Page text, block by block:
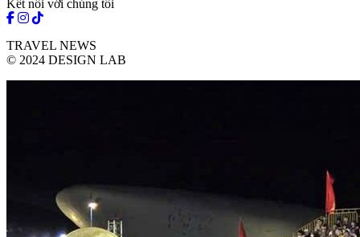
Kết nối với chúng tôi
TRAVEL NEWS
© 2024 DESIGN LAB